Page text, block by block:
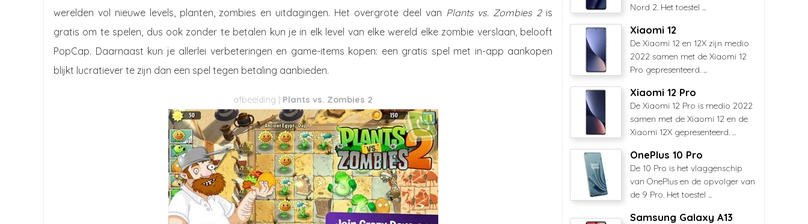
werelden vol nieuwe levels, planten, zombies en uitdagingen. Het overgrote deel van Plants vs. Zombies 2is
gratis om te spelen, dus ook zonder te betalen kun je in elk level van elke wereld elke zombie verslaan, belooft
PopCap. Daarnaast kun je allerlei verbeteringen en game-items kopen: een gratis spel met in-app aankopen
blijkt lucratiever te zijn dan een spel tegen betaling aanbieden.
Plants vs. Zombies 2
Nord 2. Het toestel ...
Xiaomi 12
De Xiaomi 12 en 12X zijn medio
2022 samen met de Xiaomi 12
Pro gepresenteerd. ...
Xiaomi 12 Pro
De Xiaomi 12 Pro is medio 2022
samen met de Xiaomi 12 en de
Xiaomi 12X gepresenteerd. ...
OnePlus 10 Pro
De 10 Pro is het vlaggenschip
van OnePlus en de opvolger van
de 9 Pro. Het toestel ...
Samsung Galaxy A13